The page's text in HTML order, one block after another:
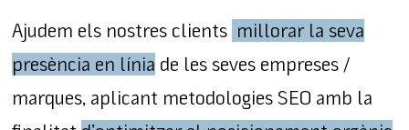
Ajudem els nostres clients millorar la seva
presència en línia de les seves empreses /
marques, aplicant metodologies SEO amb la